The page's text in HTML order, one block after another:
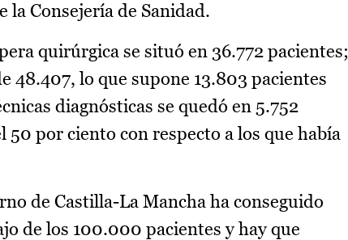
la Consejería de Sanidad.
quirúrgica se situó en 36.772 pacientes;
48.407, lo que supone 13.803 pacientes
diagnósticas se quedó en 5.752
por ciento con respecto a los que había
de Castilla-La Mancha ha conseguido
de los 100.000 pacientes y hay que